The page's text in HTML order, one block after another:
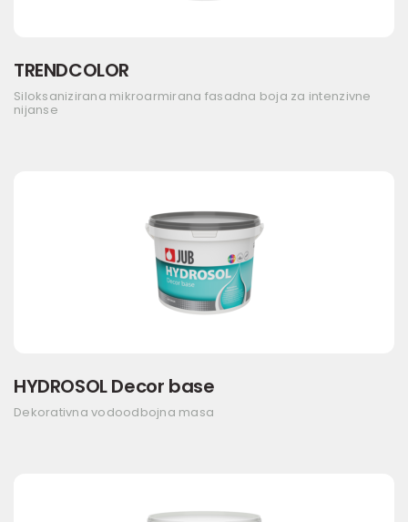
TRENDCOLOR
Siloksanizirana mikroarmirana fasadna boja za intenzivne
nijanse
HYDROSOL Decor base
Dekorativna vodoodbojna masa